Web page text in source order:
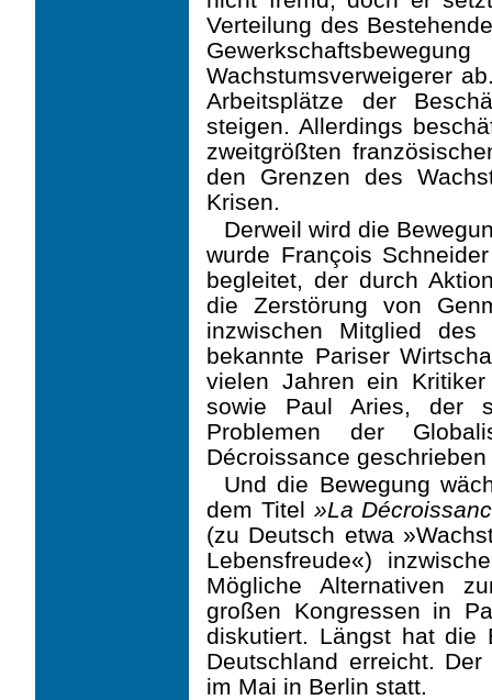
Verteilung des
Wachstumsverweigerer
Arbeitsplätze der
steigen. Allerdings
zweitgrößten
den Grenzen des
Krisen.
Derweil wird die
wurde François
begleitet, der durch
die Zerstörung von
inzwischen Mitglied des
bekannte Pariser
vielen Jahren ein
sowie Paul Aries, der
Problemen der
Décroissance
Und die Bewegung
dem Titel »La
(zu Deutsch etwa
Lebensfreude«)
Mögliche Alternativen
großen Kongressen in
diskutiert. Längst hat die
Deutschland erreicht.
im Mai in Berlin statt.